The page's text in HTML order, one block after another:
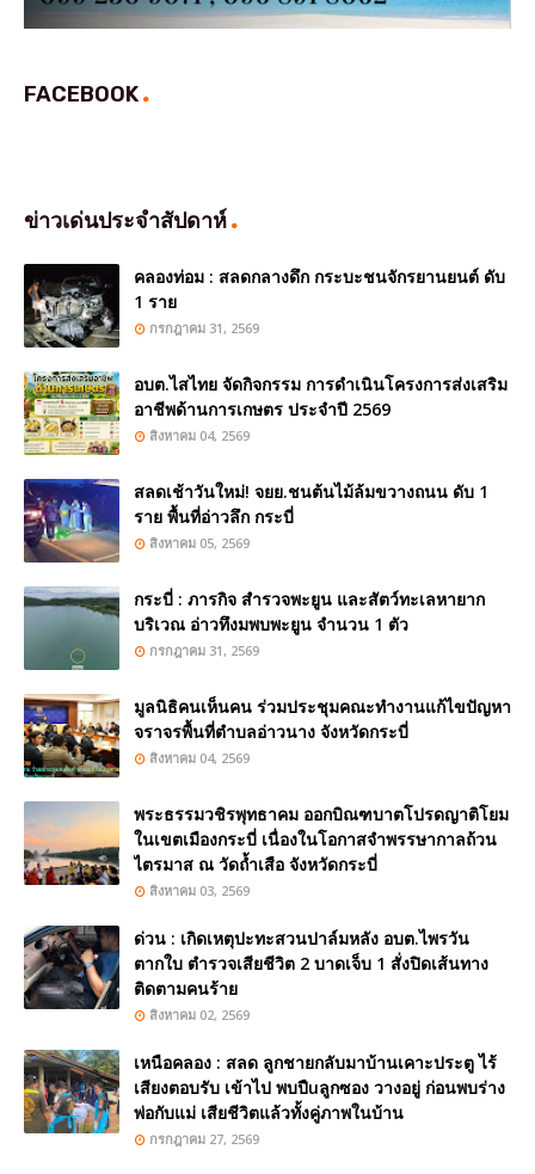
FACEBOOK
ข่าวเด่นประจำสัปดาห์
คลองท่อม : สลดกลางดึก กระบะชนจักรยานยนต์ ดับ
1 ราย
กรกฎาคม 31, 2569
อบต.ไสไทย จัดกิจกรรม การดำเนินโครงการส่งเสริม
อาชีพด้านการเกษตร ประจำปี 2569
สิงหาคม 04, 2569
สลดเช้าวันใหม่! จยย.ชนต้นไม้ล้มขวางถนน ดับ 1
ราย พื้นที่อ่าวลึก กระบี่
สิงหาคม 05, 2569
กระบี่ : ภารกิจ สำรวจพะยูน และสัตว์ทะเลหายาก
บริเวณ อ่าวทึงมพบพะยูน จำนวน 1 ตัว
กรกฎาคม 31, 2569
มูลนิธิคนเห็นคน ร่วมประชุมคณะทำงานแก้ไขปัญหา
จราจรพื้นที่ตำบลอ่าวนาง จังหวัดกระบี่
สิงหาคม 04, 2569
พระธรรมวชิรพุทธาคม ออกบิณฑบาตโปรดญาติโยม
ในเขตเมืองกระบี่ เนื่องในโอกาสจำพรรษากาลถ้วน
ไตรมาส ณ วัดถ้ำเสือ จังหวัดกระบี่
สิงหาคม 03, 2569
ด่วน : เกิดเหตุปะทะสวนปาล์มหลัง อบต.ไพรวัน
ตากใบ ตำรวจเสียชีวิต 2 บาดเจ็บ 1 สั่งปิดเส้นทาง
ติดตามคนร้าย
สิงหาคม 02, 2569
เหนือคลอง : สลด ลูกชายกลับมาบ้านเคาะประตู ไร้
เสียงตอบรับ เข้าไป พบปืuลูกซอง วางอยู่ ก่อนพบร่าง
พ่อกับแม่ เสียชีวิตแล้วทั้งคู่ภาพในบ้าน
กรกฎาคม 27, 2569